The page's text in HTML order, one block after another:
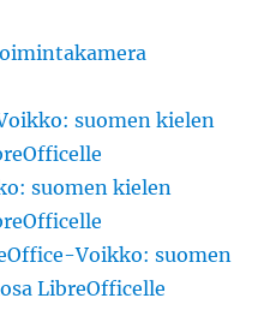
suomen kielen
suomen kielen
Voikko: suomen
LibreOfficelle